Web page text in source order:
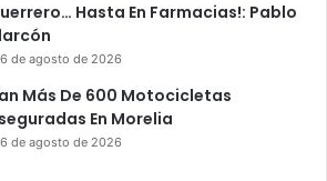
Hasta En Farmacias!: Pablo
6 de agosto de 2026
Más De 600 Motocicletas
En Morelia
6 de agosto de 2026